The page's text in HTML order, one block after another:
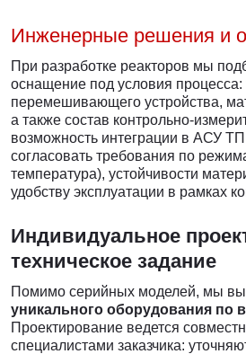
Инженерные решения и
При разработке реакторов мы
оснащение под условия процесса:
перемешивающего устройства,
а также состав контрольно-
возможность интеграции в АСУ
согласовать требования по
температура), устойчивости
удобству эксплуатации в рамках
Индивидуальное
техническое задание
Помимо серийных моделей, мы
уникального оборудования по
Проектирование ведется
специалистами заказчика: